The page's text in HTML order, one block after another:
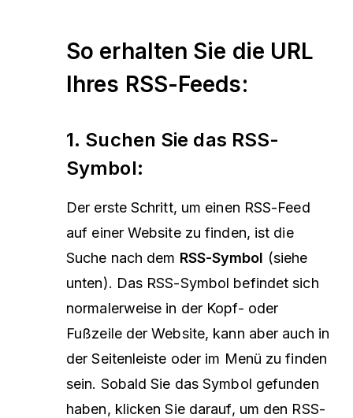
So erhalten Sie die URL
Ihres RSS-Feeds:
1. Suchen Sie das RSS-
Symbol:
Der erste Schritt, um einen RSS-Feed
auf einer Website zu finden, ist die
Suche nach dem RSS-Symbol (siehe
unten). Das RSS-Symbol befindet sich
normalerweise in der Kopf- oder
Fußzeile der Website, kann aber auch in
der Seitenleiste oder im Menü zu finden
sein. Sobald Sie das Symbol gefunden
haben, klicken Sie darauf, um den RSS-